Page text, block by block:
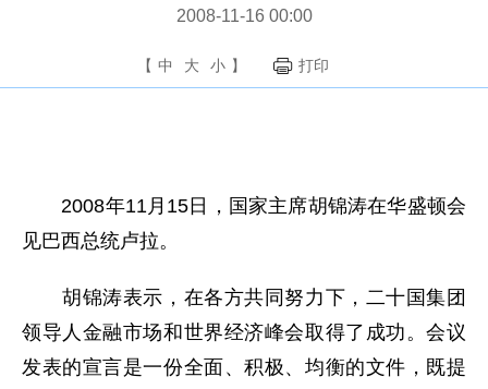
2008-11-16 00:00
【 中 大 小 】 打印
2008年11月15日，国家主席胡锦涛在华盛顿会
见巴西总统卢拉。
胡锦涛表示，在各方共同努力下，二十国集团
领导人金融市场和世界经济峰会取得了成功。会议
发表的宣言是一份全面、积极、均衡的文件，既提